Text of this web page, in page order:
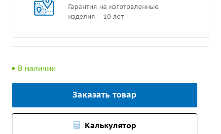
Гарантия на изготовленные
изделия – 10 лет
В наличии
Заказать товар
Калькулятор